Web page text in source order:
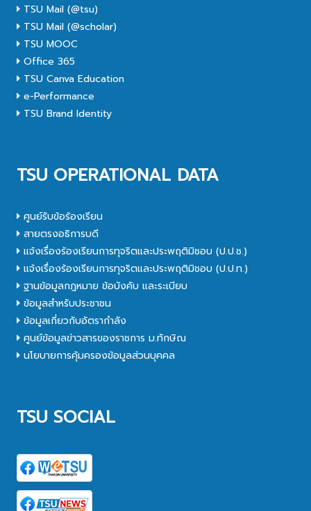
TSU Mail (@tsu)
TSU Mail (@scholar)
TSU MOOC
Office 365
TSU Canva Education
e-Performance
TSU Brand Identity
TSU OPERATIONAL DATA
ศูนย์รับข้อร้องเรียน
สายตรงอธิการบดี
แจ้งเรื่องร้องเรียนการทุจริตและประพฤติมิชอบ (ป.ป.ช.)
แจ้งเรื่องร้องเรียนการทุจริตและประพฤติมิชอบ (ป.ป.ท.)
ฐานข้อมูลกฎหมาย ข้อบังคับ และระเบียบ
ข้อมูลสำหรับประชาชน
ข้อมูลเกี่ยวกับอัตรากำลัง
ศูนย์ข้อมูลข่าวสารของราชการ ม.ทักษิณ
นโยบายการคุ้มครองข้อมูลส่วนบุคคล
TSU SOCIAL